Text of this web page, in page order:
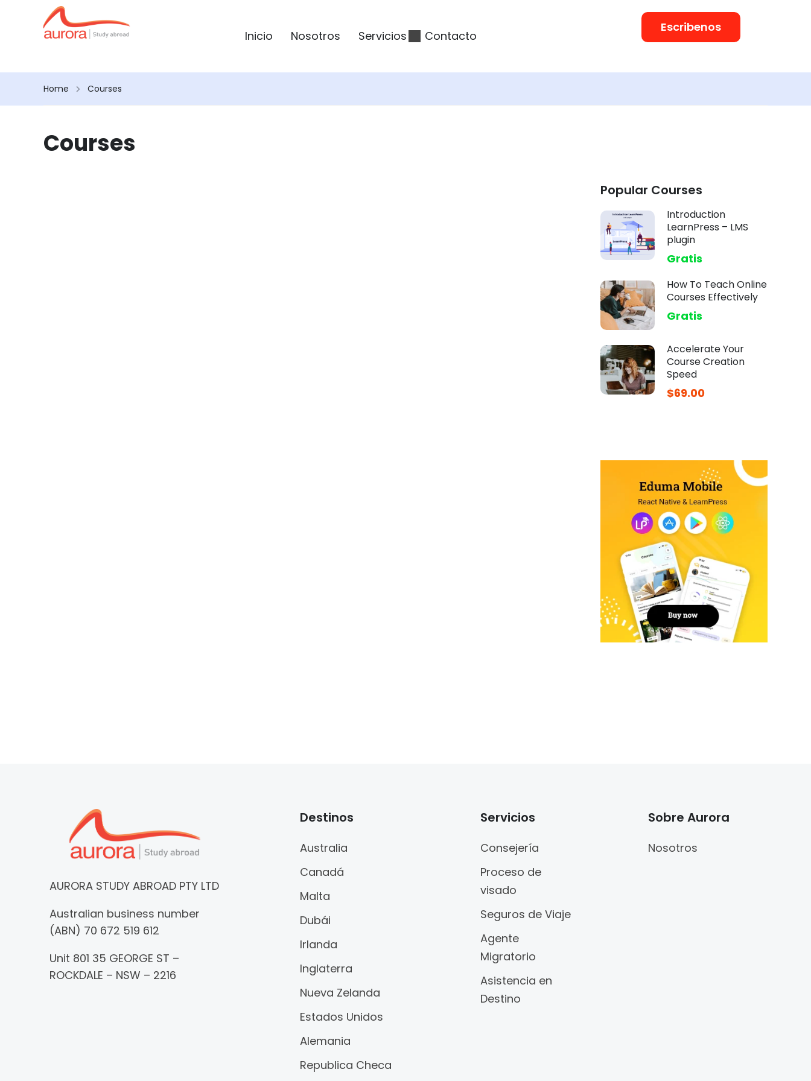
Inicio Nosotros Servicios Contacto
Escribenos
Home Courses
Courses
Popular Courses
Introduction
LearnPress – LMS
plugin
Gratis
How To Teach Online
Courses Effectively
Gratis
Accelerate Your
Course Creation
Speed
$69.00
AURORA STUDY ABROAD PTY LTD
Australian business number
(ABN) 70 672 519 612
Unit 801 35 GEORGE ST –
ROCKDALE – NSW – 2216
Destinos
Australia
Canadá
Malta
Dubái
Irlanda
Inglaterra
Nueva Zelanda
Estados Unidos
Alemania
Republica Checa
Servicios
Consejería
Proceso de
visado
Seguros de Viaje
Agente
Migratorio
Asistencia en
Destino
Sobre Aurora
Nosotros